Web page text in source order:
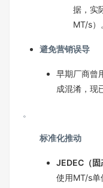
据，实
MT/s）
避免营销误导
早期厂商曾
成混淆，现
。
标准化推动
JEDEC（固
使用MT/s单